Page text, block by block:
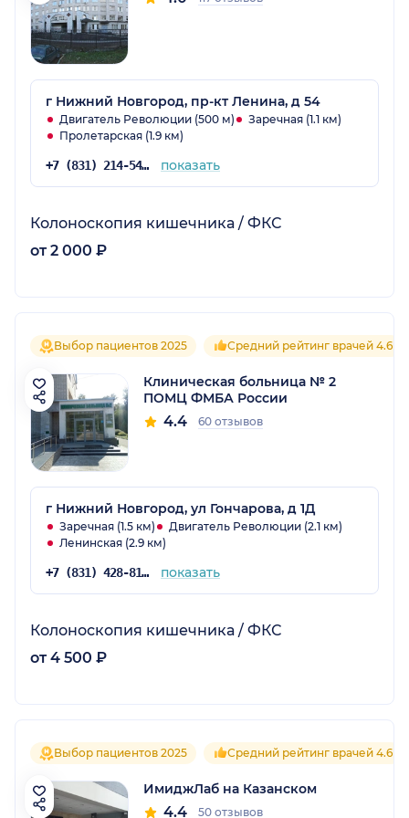
г Нижний Новгород, пр-кт Ленина, д 54
Двигатель Революции (500 м)
Заречная (1.1 км)
Пролетарская (1.9 км)
+7 (831) 214-54-33 показать
Колоноскопия кишечника / ФКС
от 2 000 ₽
Выбор пациентов 2025 Средний рейтинг врачей 4.6
Клиническая больница № 2
ПОМЦ ФМБА России
4.4 60 отзывов
г Нижний Новгород, ул Гончарова, д 1Д
Заречная (1.5 км)
Двигатель Революции (2.1 км)
Ленинская (2.9 км)
+7 (831) 428-81-88 показать
Колоноскопия кишечника / ФКС
от 4 500 ₽
Выбор пациентов 2025 Средний рейтинг врачей 4.6
ИмиджЛаб на Казанском
4.4 50 отзывов